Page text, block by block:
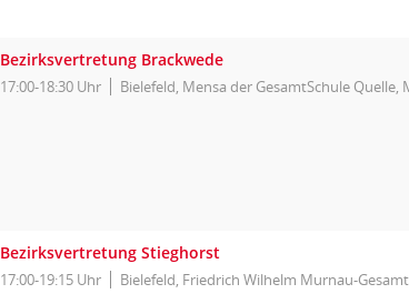
Bezirksvertretung Brackwede
17:00-18:30 Uhr Bielefeld, Mensa der GesamtSchule Quelle,
Bezirksvertretung Stieghorst
17:00-19:15 Uhr Bielefeld, Friedrich Wilhelm Murnau-